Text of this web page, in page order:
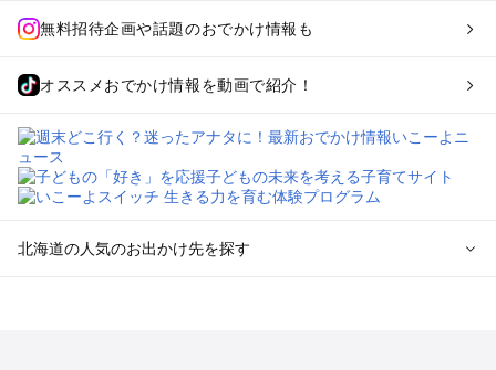
無料招待企画や話題のおでかけ情報も
オススメおでかけ情報を動画で紹介！
北海道の人気のお出かけ先を探す